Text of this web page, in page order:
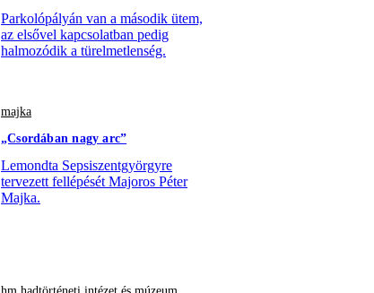
Parkolópályán van a második ütem,
az elsővel kapcsolatban pedig
halmozódik a türelmetlenség.
majka
„Csordában nagy arc”
Lemondta Sepsiszentgyörgyre
tervezett fellépését Majoros Péter
Majka.